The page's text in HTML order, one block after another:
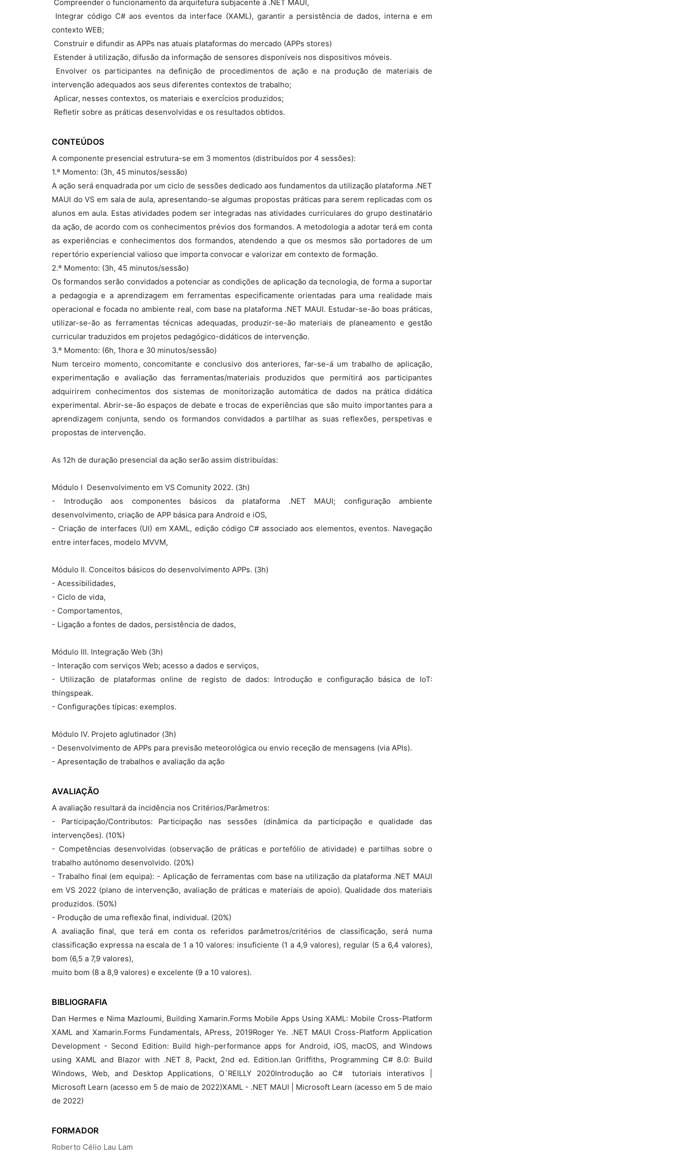
 Compreender o funcionamento da arquitetura subjacente à .NET MAUI,
 Integrar código C# aos eventos da interface (XAML), garantir a persistência de dados, interna e em
contexto WEB;
 Construir e difundir as APPs nas atuais plataformas do mercado (APPs stores)
 Estender à utilização, difusão da informação de sensores disponíveis nos dispositivos móveis.
 Envolver os participantes na definição de procedimentos de ação e na produção de materiais de
intervenção adequados aos seus diferentes contextos de trabalho;
 Aplicar, nesses contextos, os materiais e exercícios produzidos;
 Refletir sobre as práticas desenvolvidas e os resultados obtidos.
CONTEÚDOS
A componente presencial estrutura-se em 3 momentos (distribuídos por 4 sessões):
1.º Momento: (3h, 45 minutos/sessão)
A ação será enquadrada por um ciclo de sessões dedicado aos fundamentos da utilização plataforma .NET
MAUI do VS em sala de aula, apresentando-se algumas propostas práticas para serem replicadas com os
alunos em aula. Estas atividades podem ser integradas nas atividades curriculares do grupo destinatário
da ação, de acordo com os conhecimentos prévios dos formandos. A metodologia a adotar terá em conta
as experiências e conhecimentos dos formandos, atendendo a que os mesmos são portadores de um
repertório experiencial valioso que importa convocar e valorizar em contexto de formação.
2.º Momento: (3h, 45 minutos/sessão)
Os formandos serão convidados a potenciar as condições de aplicação da tecnologia, de forma a suportar
a pedagogia e a aprendizagem em ferramentas especificamente orientadas para uma realidade mais
operacional e focada no ambiente real, com base na plataforma .NET MAUI. Estudar-se-ão boas práticas,
utilizar-se-ão as ferramentas técnicas adequadas, produzir-se-ão materiais de planeamento e gestão
curricular traduzidos em projetos pedagógico-didáticos de intervenção.
3.º Momento: (6h, 1hora e 30 minutos/sessão)
Num terceiro momento, concomitante e conclusivo dos anteriores, far-se-á um trabalho de aplicação,
experimentação e avaliação das ferramentas/materiais produzidos que permitirá aos participantes
adquirirem conhecimentos dos sistemas de monitorização automática de dados na prática didática
experimental. Abrir-se-ão espaços de debate e trocas de experiências que são muito importantes para a
aprendizagem conjunta, sendo os formandos convidados a partilhar as suas reflexões, perspetivas e
propostas de intervenção.
As 12h de duração presencial da ação serão assim distribuídas:
Módulo I  Desenvolvimento em VS Comunity 2022. (3h)
- Introdução aos componentes básicos da plataforma .NET MAUI; configuração ambiente
desenvolvimento, criação de APP básica para Android e iOS,
- Criação de interfaces (UI) em XAML, edição código C# associado aos elementos, eventos. Navegação
entre interfaces, modelo MVVM,
Módulo II. Conceitos básicos do desenvolvimento APPs. (3h)
- Acessibilidades,
- Ciclo de vida,
- Comportamentos,
- Ligação a fontes de dados, persistência de dados,
Módulo III. Integração Web (3h)
- Interação com serviços Web; acesso a dados e serviços,
- Utilização de plataformas online de registo de dados: Introdução e configuração básica de IoT:
thingspeak.
- Configurações típicas: exemplos.
Módulo IV. Projeto aglutinador (3h)
- Desenvolvimento de APPs para previsão meteorológica ou envio receção de mensagens (via APIs).
- Apresentação de trabalhos e avaliação da ação
AVALIAÇÃO
A avaliação resultará da incidência nos Critérios/Parâmetros:
- Participação/Contributos: Participação nas sessões (dinâmica da participação e qualidade das
intervenções). (10%)
- Competências desenvolvidas (observação de práticas e portefólio de atividade) e partilhas sobre o
trabalho autónomo desenvolvido. (20%)
- Trabalho final (em equipa): - Aplicação de ferramentas com base na utilização da plataforma .NET MAUI
em VS 2022 (plano de intervenção, avaliação de práticas e materiais de apoio). Qualidade dos materiais
produzidos. (50%)
- Produção de uma reflexão final, individual. (20%)
A avaliação final, que terá em conta os referidos parâmetros/critérios de classificação, será numa
classificação expressa na escala de 1 a 10 valores: insuficiente (1 a 4,9 valores), regular (5 a 6,4 valores),
bom (6,5 a 7,9 valores),
muito bom (8 a 8,9 valores) e excelente (9 a 10 valores).
BIBLIOGRAFIA
Dan Hermes e Nima Mazloumi, Building Xamarin.Forms Mobile Apps Using XAML: Mobile Cross-Platform
XAML and Xamarin.Forms Fundamentals, APress, 2019Roger Ye. .NET MAUI Cross-Platform Application
Development - Second Edition: Build high-performance apps for Android, iOS, macOS, and Windows
using XAML and Blazor with .NET 8, Packt, 2nd ed. Edition.Ian Griffiths, Programming C# 8.0: Build
Windows, Web, and Desktop Applications, O´REILLY 2020Introdução ao C#  tutoriais interativos |
Microsoft Learn (acesso em 5 de maio de 2022)XAML - .NET MAUI | Microsoft Learn (acesso em 5 de maio
de 2022)
FORMADOR
Roberto Célio Lau Lam